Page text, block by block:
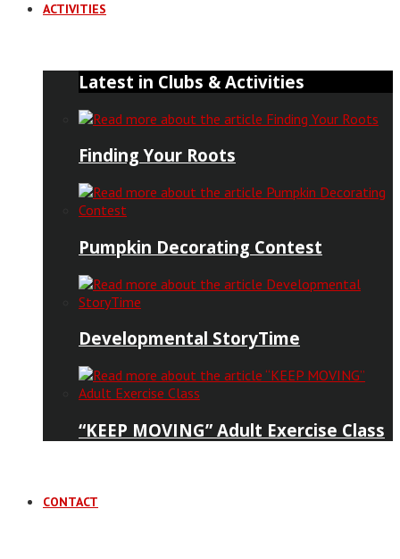
ACTIVITIES
Latest in Clubs & Activities
Finding Your Roots
Pumpkin Decorating Contest
Developmental StoryTime
“KEEP MOVING” Adult Exercise Class
CONTACT